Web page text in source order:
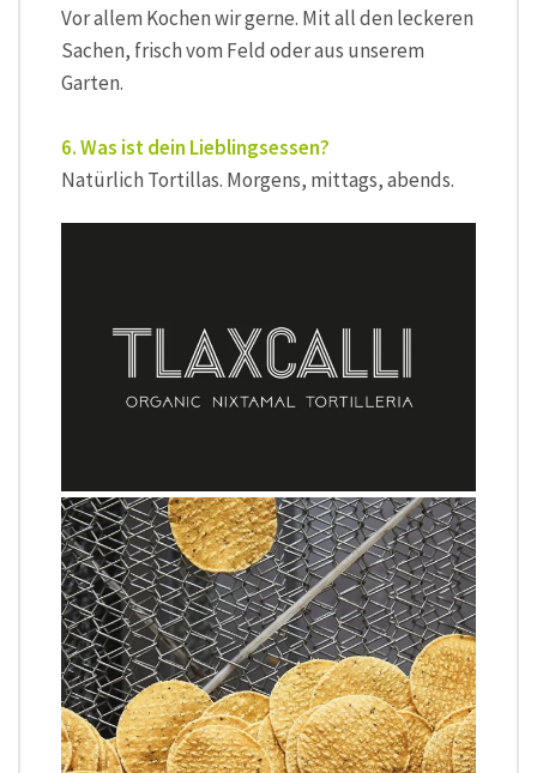
Vor allem Kochen wir gerne. Mit all den leckeren
Sachen, frisch vom Feld oder aus unserem
Garten.
6. Was ist dein Lieblingsessen?
Natürlich Tortillas. Morgens, mittags, abends.